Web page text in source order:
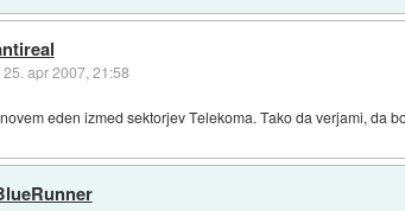
25. apr 2007, 21:58
eden izmed sektorjev Telekoma. Tako da verjami, da